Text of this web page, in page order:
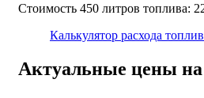
Стоимость 450 литров топлива:
Калькулятор расхода
Актуальные цены на